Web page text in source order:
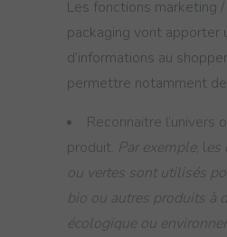
Les fonctions marketing
packaging vont apporter
d’informations au
permettre notamment
Reconnaitre l’univers
produit. Par exemple, les
ou vertes sont utilisés
bio ou autres produits à
écologique ou